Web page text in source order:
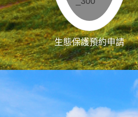
生態保護預約申請